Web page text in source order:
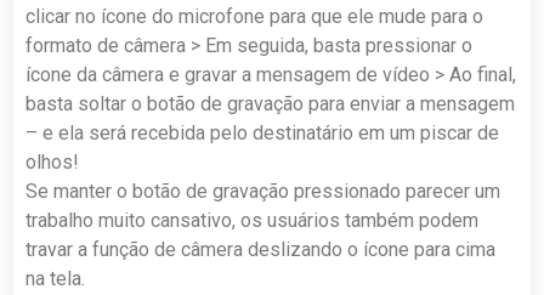
clicar no ícone do microfone para que ele mude para o
formato de câmera > Em seguida, basta pressionar o
ícone da câmera e gravar a mensagem de vídeo > Ao final,
basta soltar o botão de gravação para enviar a mensagem
– e ela será recebida pelo destinatário em um piscar de
olhos!
Se manter o botão de gravação pressionado parecer um
trabalho muito cansativo, os usuários também podem
travar a função de câmera deslizando o ícone para cima
na tela.